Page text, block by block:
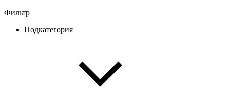
Фильтр
Подкатегория